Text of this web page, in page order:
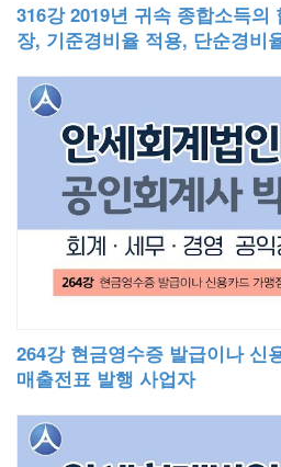
316강 2019년 귀속 종합소득의
장, 기준경비율 적용, 단순경비
264강 현금영수증 발급이나 신
매출전표 발행 사업자